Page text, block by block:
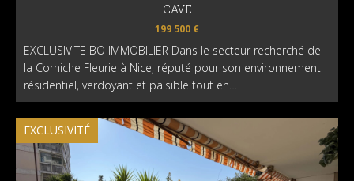
CAVE
199 500 €
EXCLUSIVITE BO IMMOBILIER Dans le secteur recherché de
la Corniche Fleurie à Nice, réputé pour son environnement
résidentiel, verdoyant et paisible tout en…
EXCLUSIVITÉ